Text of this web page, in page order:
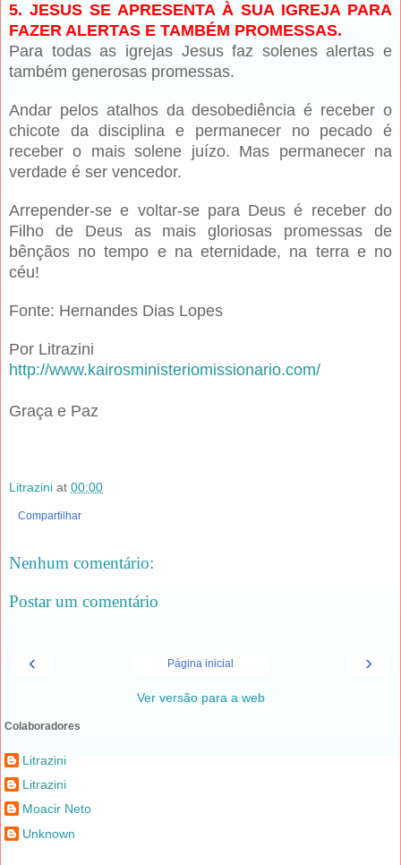
5. JESUS SE APRESENTA À SUA IGREJA PARA
FAZER ALERTAS E TAMBÉM PROMESSAS.
Para todas as igrejas Jesus faz solenes alertas e
também generosas promessas.
Andar pelos atalhos da desobediência é receber o
chicote da disciplina e permanecer no pecado é
receber o mais solene juízo. Mas permanecer na
verdade é ser vencedor.
Arrepender-se e voltar-se para Deus é receber do
Filho de Deus as mais gloriosas promessas de
bênçãos no tempo e na eternidade, na terra e no
céu!
Fonte: Hernandes Dias Lopes
Por Litrazini
http://www.kairosministeriomissionario.com/
Graça e Paz
Litrazini at 00:00
Compartilhar
Nenhum comentário:
Postar um comentário
‹ ›
Página inicial
Ver versão para a web
Colaboradores
Litrazini
Litrazini
Moacir Neto
Unknown